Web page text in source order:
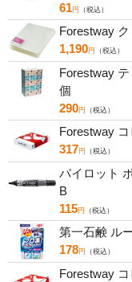
61円 （税込）
Forestway
1,190円 （税込）
Forestway
個
290円 （税込）
Forestway
317円 （税込）
パイロット
B
115円 （税込）
第一石鹸 ル
178円 （税込）
Forestway